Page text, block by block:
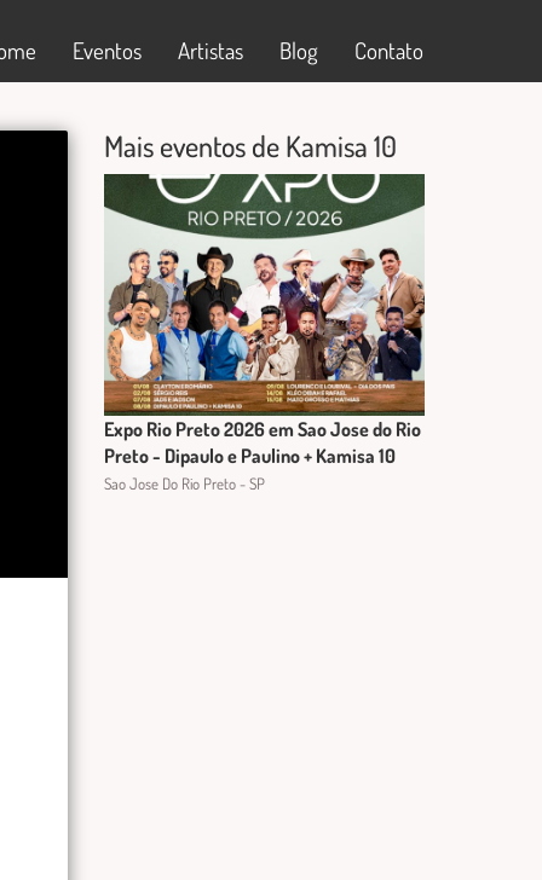
Eventos Artistas Blog Contato
Mais eventos de Kamisa 10
Expo Rio Preto 2026 em Sao Jose do Rio
Preto - Dipaulo e Paulino + Kamisa 10
Sao Jose Do Rio Preto - SP